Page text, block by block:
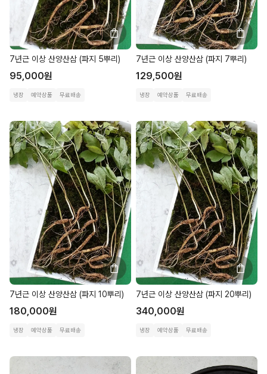
7년근 이상 산양산삼 (파지 5뿌리)
95,000원
냉장 예약상품 무료배송
7년근 이상 산양산삼 (파지 7뿌리)
129,500원
냉장 예약상품 무료배송
7년근 이상 산양산삼 (파지 10뿌리)
180,000원
냉장 예약상품 무료배송
7년근 이상 산양산삼 (파지 20뿌리)
340,000원
냉장 예약상품 무료배송